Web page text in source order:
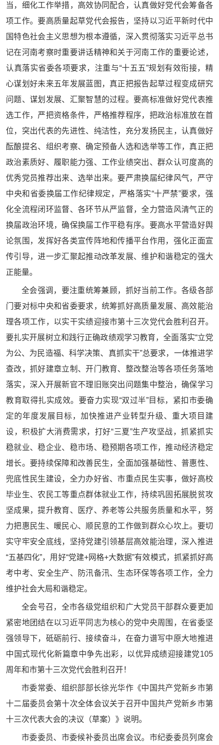
当，细化工作举措，高效协同配合，认真做好党代会筹备各
项工作。要高质量起草党代会报告，坚持以习近平新时代中
国特色社会主义思想为根本遵循，深入贯彻落实习近平总书
记在河南考察时重要讲话精神和关于河南工作的重要论述，
认真落实省委各项要求，注重与“十五五”规划有效衔接，精
心谋划好未来五年发展蓝图，真正把报告起草过程变成研究
问题、谋划发展、汇聚智慧的过程。要高标准做好党代表推
选工作，严把资格条件，严格推荐程序，把政治标准放在首
位，突出代表的先进性、纯洁性，充分发扬民主，认真做好
酝酿提名、组织考察、确定预备人选和选举等工作，真正把
政治素质好、履职能力强、工作业绩突出、群众认可度高的
优秀党员推荐出来、选举出来。要严肃换届纪律风气，严守
中央和省委换届工作纪律规定，严格落实“十严禁”要求，强
化全流程闭环监督、各环节从严监督，全力营造风清气正的
换届政治环境，确保换届工作平稳有序。要高水平营造好舆
论氛围，发挥好各类宣传阵地和传播平台作用，强化正面宣
传引导，进一步汇聚起推动改革发展、维护和谐稳定的强大
正能量。
全会强调，要注重统筹兼顾，抓好当前工作。各级各部
门要对标中央和省委要求，统筹抓好高质量发展、高效能治
理各项工作，以实干实绩迎接市第十三次党代会胜利召开。
要扎实开展树立和践行正确政绩观学习教育，全面落实“立党
为公、为民造福、科学决策、真抓实干”总要求，一体推进学
查改，抓好建章立制、开门教育、整改整治等各项任务落地
落实，深入开展新官不理旧账突出问题集中整治，确保学习
教育取得扎实成效。要奋力实现“双过半”目标，紧扣市委确
定的年度发展目标，加快推进产业转型升级、重大项目建
设，积极扩大消费需求，打好“三夏”生产攻坚战，抓紧抓实
稳就业、稳企业、稳市场、稳预期各项工作，推动经济稳定
增长。要持续保障和改善民生，全面加强基础性、普惠性、
兜底性民生建设，全力办好省、市重点民生实事，做好高校
毕业生、农民工等重点群体就业工作，持续巩固拓展脱贫攻
坚成果，提升教育、医疗、养老等公共服务质量和水平，努
力把惠民生、暖民心、顺民意的工作做到群众心坎上。要切
实守牢安全底线，坚持党建引领基层高效能治理，深入推进
“五基四化”，用好“党建+网格+大数据”有效模式，抓紧抓好高
考中考、安全生产、防汛备汛、生态环保等各项工作，全力
维护社会大局和谐稳定。
全会号召，全市各级党组织和广大党员干部群众要更加
紧密地团结在以习近平同志为核心的党中央周围，在省委坚
强领导下，砥砺前行、接续奋斗，在奋力谱写中原大地推进
中国式现代化新篇章中争先出彩，以优异成绩迎接建党105
周年和市第十三次党代会胜利召开！
市委常委、组织部部长徐光华作《中国共产党新乡市第
十二届委员会第十次全体会议关于召开中国共产党新乡市第
十三次代表大会的决议（草案）》说明。
市委委员、市委候补委员出席会议。市纪委委员列席会